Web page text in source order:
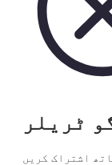
ٹریلر